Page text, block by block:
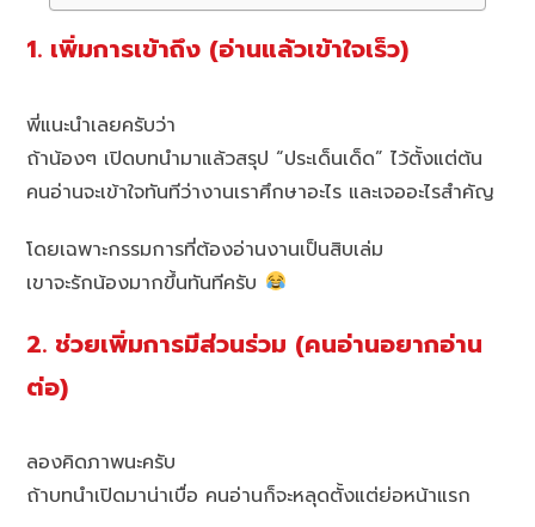
1. เพิ่มการเข้าถึง (อ่านแล้วเข้าใจเร็ว)
พี่แนะนำเลยครับว่า
ถ้าน้องๆ เปิดบทนำมาแล้วสรุป “ประเด็นเด็ด” ไว้ตั้งแต่ต้น
คนอ่านจะเข้าใจทันทีว่างานเราศึกษาอะไร และเจออะไรสำคัญ
โดยเฉพาะกรรมการที่ต้องอ่านงานเป็นสิบเล่ม
เขาจะรักน้องมากขึ้นทันทีครับ
2. ช่วยเพิ่มการมีส่วนร่วม (คนอ่านอยากอ่าน
ต่อ)
ลองคิดภาพนะครับ
ถ้าบทนำเปิดมาน่าเบื่อ คนอ่านก็จะหลุดตั้งแต่ย่อหน้าแรก